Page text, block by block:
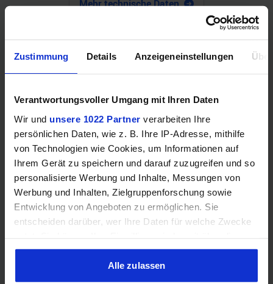
Zustimmung Details Anzeigeneinstellungen
Verantwortungsvoller Umgang mit Ihren Daten
Wir und unsere 1022 Partner verarbeiten Ihre
persönlichen Daten, wie z. B. Ihre IP-Adresse, mithilfe
von Technologien wie Cookies, um Informationen auf
Ihrem Gerät zu speichern und darauf zuzugreifen und so
personalisierte Werbung und Inhalte, Messungen von
Werbung und Inhalten, Zielgruppenforschung sowie
Entwicklung von Angeboten zu ermöglichen. Sie
entscheiden darüber, wer Ihre Daten für welche Zwecke
Cookie-Erklärung oder durch Klicken auf das Privacy
Trigger Symbol ändern oder widerrufen
Alle zulassen
Mehr technische Daten
Hinweis: Unsere Links sind Affiliate Links. Wir erhalten beim Kauf
eine kleine Provision, ohne dass sich euer Preis erhöht.
ZUM BESTPREIS
Vergleichen
GEWINNSPIEL
Gewinne einen MSI Gaming PC mit RTX 5070
Bis zum 21. August hast du die Chance, bei unserem